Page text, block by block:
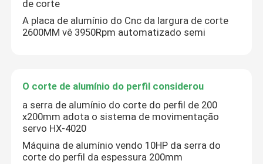
Notícia
A circular do CNC viu
Serras de faixa do CNC
de corte
A placa de alumínio do Cnc da largura de corte
2600MM vê 3950Rpm automatizado semi
O corte de alumínio do perfil considerou
a serra de alumínio do corte do perfil de 200
x200mm adota o sistema de movimentação
servo HX-4020
Máquina de alumínio vendo 10HP da serra do
corte do perfil da espessura 200mm